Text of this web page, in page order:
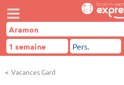
Vacances Gard